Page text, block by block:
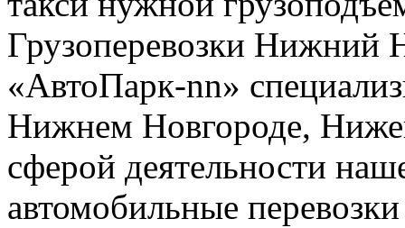
Грузоперевозки Нижний
«АвтоПарк-nn»
Нижнем Новгороде,
сферой деятельности
автомобильные